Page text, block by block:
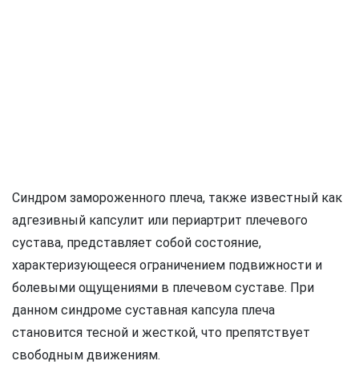
Синдром замороженного плеча, также известный как
адгезивный капсулит или периартрит плечевого
сустава, представляет собой состояние,
характеризующееся ограничением подвижности и
болевыми ощущениями в плечевом суставе. При
данном синдроме суставная капсула плеча
становится тесной и жесткой, что препятствует
свободным движениям.